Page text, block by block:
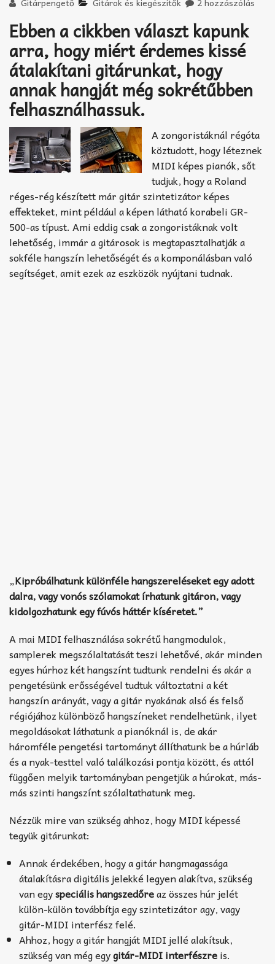
TABok
Improvizáció
Ebben a cikkben választ kapunk
arra, hogy miért érdemes kissé
átalakítani gitárunkat, hogy
annak hangját még sokrétűbben
felhasználhassuk.
A zongoristáknál régóta
köztudott, hogy léteznek
MIDI képes pianók, sőt
tudjuk, hogy a Roland
réges-rég készített már gitár szintetizátor képes
effekteket, mint például a képen látható korabeli GR-
500-as típust. Ami eddig csak a zongoristáknak volt
lehetőség, immár a gitárosok is megtapasztalhatják a
sokféle hangszín lehetőségét és a komponálásban való
segítséget, amit ezek az eszközök nyújtani tudnak.
„Kipróbálhatunk különféle hangszereléseket egy adott
dalra, vagy vonós szólamokat írhatunk gitáron, vagy
kidolgozhatunk egy fúvós háttér kíséretet.”
A mai MIDI felhasználása sokrétű hangmodulok,
samplerek megszólaltatását teszi lehetővé, akár minden
egyes húrhoz két hangszínt tudtunk rendelni és akár a
pengetésünk erősségével tudtuk változtatni a két
hangszín arányát, vagy a gitár nyakának alsó és felső
régiójához különböző hangszíneket rendelhetünk, ilyet
megoldásokat láthatunk a pianóknál is, de akár
háromféle pengetési tartományt állíthatunk be a húrláb
és a nyak-testtel való találkozási pontja között, és attól
függően melyik tartományban pengetjük a húrokat, más-
más szinti hangszínt szólaltathatunk meg.
Nézzük mire van szükség ahhoz, hogy MIDI képessé
tegyük gitárunkat:
Annak érdekében, hogy a gitár hangmagassága
átalakításra digitális jelekké legyen alakítva, szükség
van egyspeciális hangszedőreaz összes húr jelét
külön-külön továbbítja egy szin­te­ti­zá­tor agy, vagy
gitár-MIDI interfész felé.
Ahhoz, hogy a gitár hangját MIDI jellé alakítsuk,
szükség van még egygitár-MIDI interfészreis.